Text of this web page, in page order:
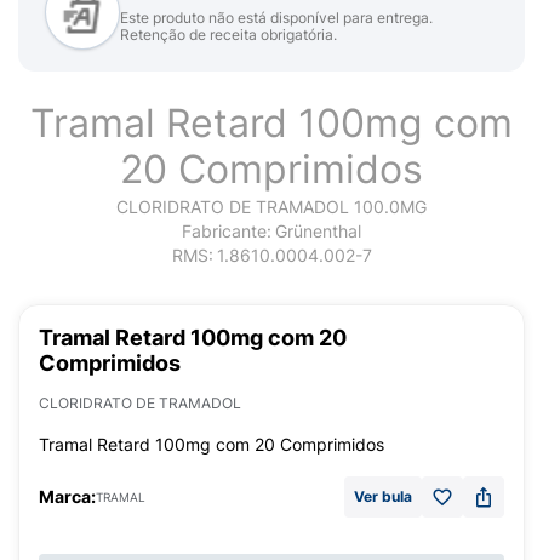
Este produto não está disponível para entrega.
Retenção de receita obrigatória.
Tramal Retard 100mg com
20 Comprimidos
CLORIDRATO DE TRAMADOL 100.0MG
Fabricante: Grünenthal
RMS: 1.8610.0004.002-7
Tramal Retard 100mg com 20
Comprimidos
CLORIDRATO DE TRAMADOL
Tramal Retard 100mg com 20 Comprimidos
Marca:TRAMAL Ver bula